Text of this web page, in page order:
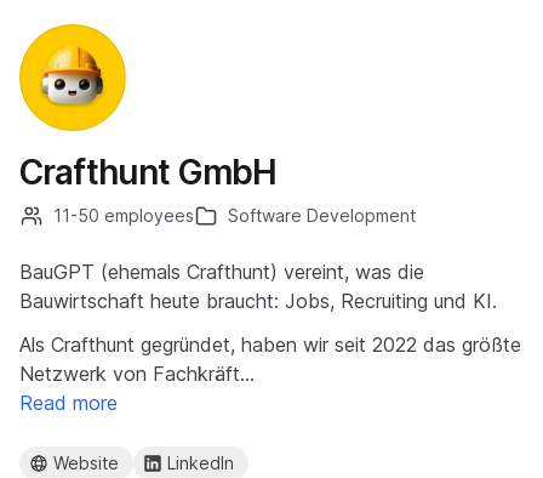
Crafthunt GmbH
11-50 employees Software Development
BauGPT (ehemals Crafthunt) vereint, was die
Bauwirtschaft heute braucht: Jobs, Recruiting und KI.
Als Crafthunt gegründet, haben wir seit 2022 das größte
Netzwerk von Fachkräft…
Read more
Website LinkedIn